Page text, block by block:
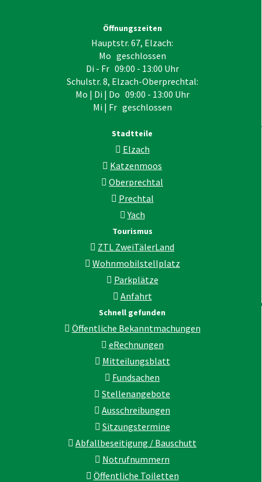
Öffnungszeiten
Hauptstr. 67, Elzach:
Mo geschlossen
Di - Fr 09:00 - 13:00 Uhr
Schulstr. 8, Elzach-Oberprechtal:
Mo | Di | Do 09:00 - 13:00 Uhr
Mi | Fr geschlossen
Stadtteile
Elzach
Katzenmoos
Oberprechtal
Prechtal
Yach
Tourismus
ZTL ZweiTälerLand
Wohnmobilstellplatz
Parkplätze
Anfahrt
Schnell gefunden
Öffentliche Bekanntmachungen
eRechnungen
Mitteilungsblatt
Fundsachen
Stellenangebote
Ausschreibungen
Sitzungstermine
Abfallbeseitigung / Bauschutt
Notrufnummern
Öffentliche Toiletten